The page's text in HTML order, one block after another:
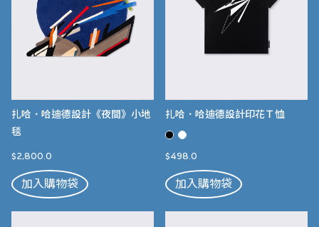
扎哈．哈迪德設計《夜間》小地
毯
$2,800.0
加入購物袋
扎哈．哈迪德設計印花Ｔ恤
$498.0
加入購物袋